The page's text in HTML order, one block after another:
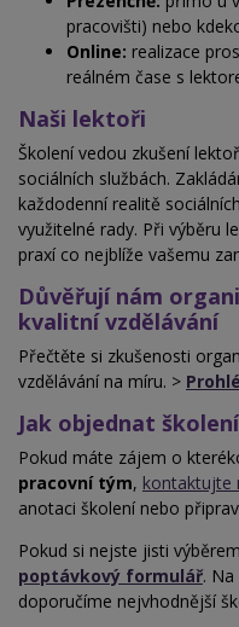
pracovišti) nebo
Online: realizace
reálném čase s
Naši lektoři
Školení vedou zkušení
sociálních službách.
každodenní realitě
využitelné rady. Při výběru
praxí co nejblíže vašemu
Důvěřují nám
kvalitní vzdělávání
Přečtěte si zkušenosti
vzdělávání na míru. >
Jak objednat
Pokud máte zájem o
pracovní tým, kontaktujte
anotaci školení nebo
Pokud si nejste jisti
poptávkový formulář. Na
doporučíme nejvhodnější